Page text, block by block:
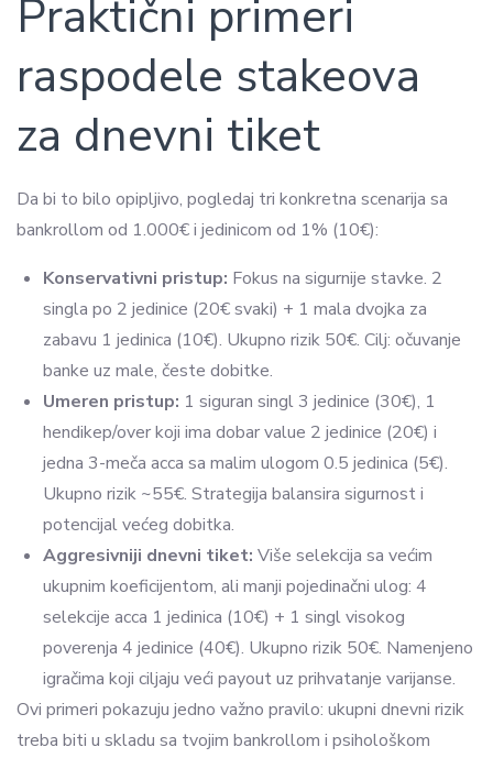
Praktični primeri
raspodele stakeova
za dnevni tiket
Da bi to bilo opipljivo, pogledaj tri konkretna scenarija sa
bankrollom od 1.000€ i jedinicom od 1% (10€):
Konservativni pristup: Fokus na sigurnije stavke. 2
singla po 2 jedinice (20€ svaki) + 1 mala dvojka za
zabavu 1 jedinica (10€). Ukupno rizik 50€. Cilj: očuvanje
banke uz male, česte dobitke.
Umeren pristup: 1 siguran singl 3 jedinice (30€), 1
hendikep/over koji ima dobar value 2 jedinice (20€) i
jedna 3-meča acca sa malim ulogom 0.5 jedinica (5€).
Ukupno rizik ~55€. Strategija balansira sigurnost i
potencijal većeg dobitka.
Aggresivniji dnevni tiket: Više selekcija sa većim
ukupnim koeficijentom, ali manji pojedinačni ulog: 4
selekcije acca 1 jedinica (10€) + 1 singl visokog
poverenja 4 jedinice (40€). Ukupno rizik 50€. Namenjeno
igračima koji ciljaju veći payout uz prihvatanje varijanse.
Ovi primeri pokazuju jedno važno pravilo: ukupni dnevni rizik
treba biti u skladu sa tvojim bankrollom i psihološkom